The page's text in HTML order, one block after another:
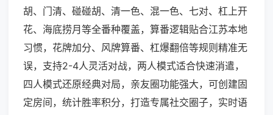
胡、门清、碰碰胡、清一色、混一色、七对、杠上开
花、海底捞月等全番种覆盖，算番逻辑贴合江苏本地
习惯，花牌加分、风牌算番、杠爆翻倍等规则精准无
误，支持2-4人灵活对战，两人模式适合快速消遣，
四人模式还原经典对局，亲友圈功能强大，可创建固
定房间，统计胜率积分，打造专属社交圈子，实时语